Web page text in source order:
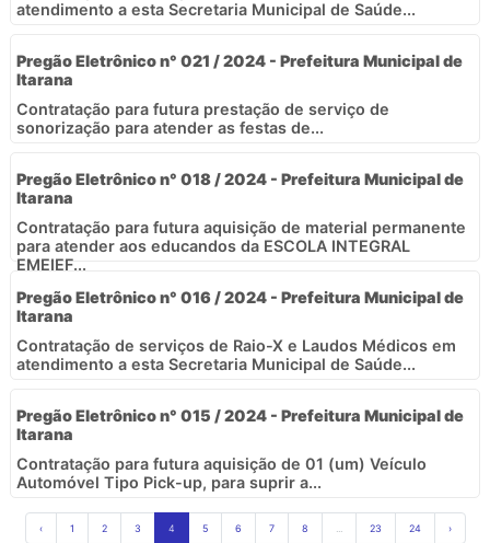
atendimento a esta Secretaria Municipal de Saúde...
Pregão Eletrônico n° 021 / 2024 - Prefeitura Municipal de
Itarana
Contratação para futura prestação de serviço de
sonorização para atender as festas de...
Pregão Eletrônico n° 018 / 2024 - Prefeitura Municipal de
Itarana
Contratação para futura aquisição de material permanente
para atender aos educandos da ESCOLA INTEGRAL
EMEIEF...
Pregão Eletrônico n° 016 / 2024 - Prefeitura Municipal de
Itarana
Contratação de serviços de Raio-X e Laudos Médicos em
atendimento a esta Secretaria Municipal de Saúde...
Pregão Eletrônico n° 015 / 2024 - Prefeitura Municipal de
Itarana
Contratação para futura aquisição de 01 (um) Veículo
Automóvel Tipo Pick-up, para suprir a...
‹ 1 2 3 4 5 6 7 8 23 24 ›